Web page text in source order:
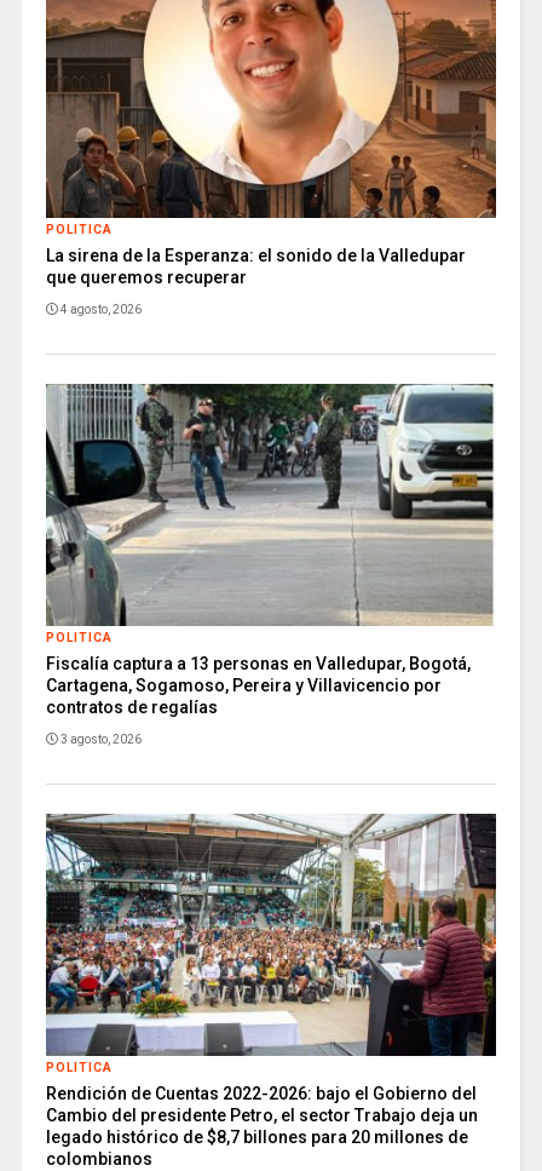
POLITICA
La sirena de la Esperanza: el sonido de la Valledupar
que queremos recuperar
4 agosto, 2026
POLITICA
Fiscalía captura a 13 personas en Valledupar, Bogotá,
Cartagena, Sogamoso, Pereira y Villavicencio por
contratos de regalías
3 agosto, 2026
POLITICA
Rendición de Cuentas 2022-2026: bajo el Gobierno del
Cambio del presidente Petro, el sector Trabajo deja un
legado histórico de $8,7 billones para 20 millones de
colombianos